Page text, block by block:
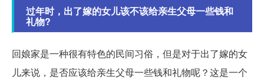
过年时，出了嫁的女儿该不该给亲生父母一些钱和
礼物?
回娘家是一种很有特色的民间习俗，但是对于出了嫁的女
儿来说，是否应该给亲生父母一些钱和礼物呢？这是一个